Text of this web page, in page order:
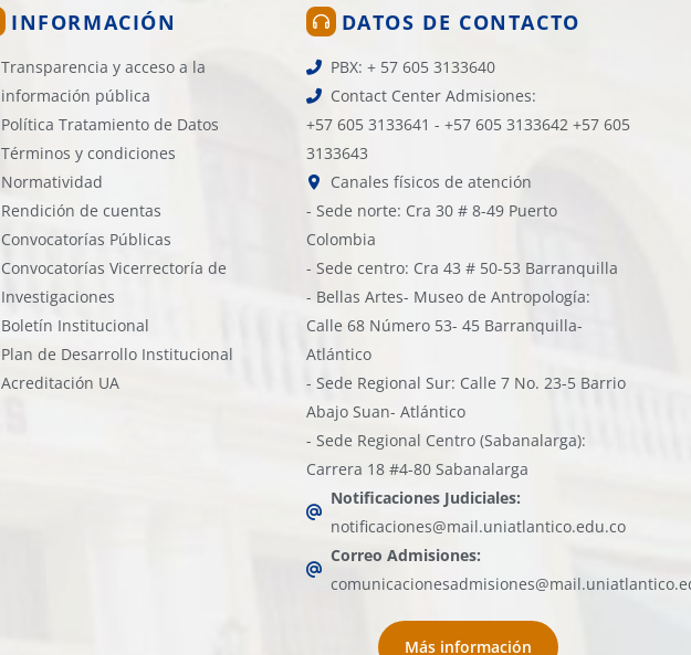
INFORMACIÓN
Transparencia y acceso a la
información pública
Política Tratamiento de Datos
Términos y condiciones
Normatividad
Rendición de cuentas
Convocatorías Públicas
Convocatorías Vicerrectoría de
Investigaciones
Boletín Institucional
Plan de Desarrollo Institucional
Acreditación UA
DATOS DE CONTACTO
PBX: + 57 605 3133640
Contact Center Admisiones:
+57 605 3133641 - +57 605 3133642 +57 605
3133643
Canales físicos de atención
- Sede norte: Cra 30 # 8-49 Puerto
Colombia
- Sede centro: Cra 43 # 50-53 Barranquilla
- Bellas Artes- Museo de Antropología:
Calle 68 Número 53- 45 Barranquilla-
Atlántico
- Sede Regional Sur: Calle 7 No. 23-5 Barrio
Abajo Suan- Atlántico
- Sede Regional Centro (Sabanalarga):
Carrera 18 #4-80 Sabanalarga
Notificaciones Judiciales:
notificaciones@mail.uniatlantico.edu.co
Correo Admisiones:
Más información